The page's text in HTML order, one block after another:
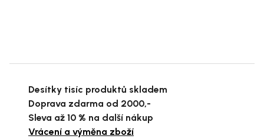
Desítky tisíc produktů skladem
Doprava zdarma od 2000,-
Sleva až 10 % na další nákup
Vrácení a výměna zboží